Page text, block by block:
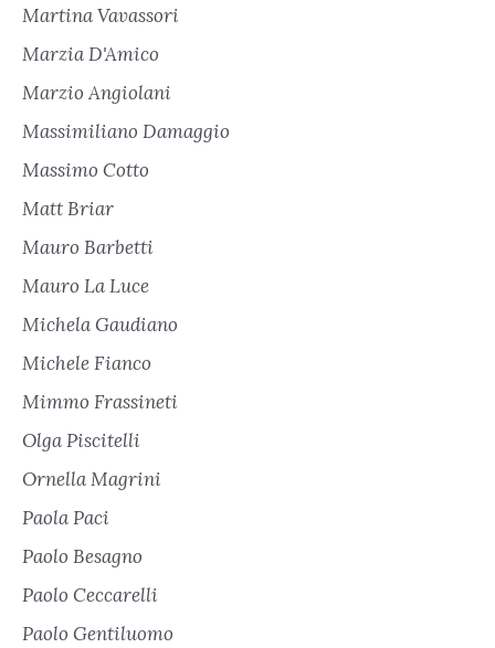
Martina Vavassori
Marzia D'Amico
Marzio Angiolani
Massimiliano Damaggio
Massimo Cotto
Matt Briar
Mauro Barbetti
Mauro La Luce
Michela Gaudiano
Michele Fianco
Mimmo Frassineti
Olga Piscitelli
Ornella Magrini
Paola Paci
Paolo Besagno
Paolo Ceccarelli
Paolo Gentiluomo